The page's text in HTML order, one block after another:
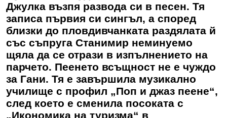
Джулка възпя развода си в песен. Тя
записа първия си сингъл, а според
близки до пловдивчанката раздялата й
със съпруга Станимир неминуемо
щяла да се отрази в изпълнението на
парчето. Пеенето всъщност не е чуждо
за Гани. Тя е завършила музикално
училище с профил „Поп и джаз пеене“,
след което е сменила посоката с
„Икономика на туризма“ в